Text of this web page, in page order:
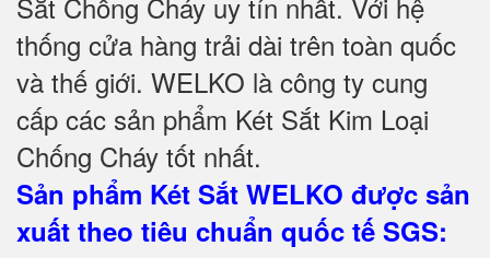
thống cửa hàng trải dài trên toàn quốc
và thế giới. WELKO là công ty cung
cấp các sản phẩm Két Sắt Kim Loại
Chống Cháy tốt nhất.
Sản phẩm Két Sắt WELKO được sản
xuất theo tiêu chuẩn quốc tế SGS: